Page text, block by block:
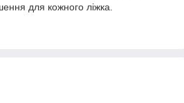
для кожного ліжка.